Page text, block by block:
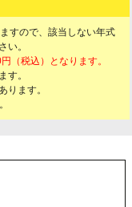
すので、該当しない年式
い。
（税込）となります。
す。
ります。